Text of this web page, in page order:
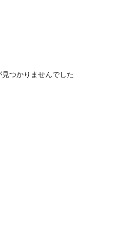
見つかりませんでした